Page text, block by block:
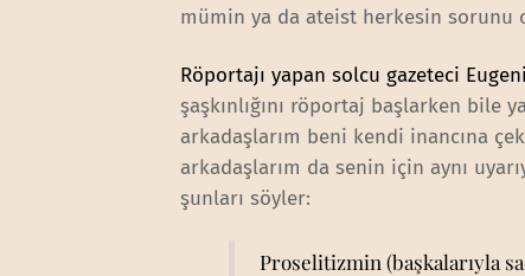
mümin ya da ateist herkesin sorunu
Röportajı yapan solcu gazeteci
şaşkınlığını röportaj başlarken bile
arkadaşlarım beni kendi inancına
arkadaşlarım da senin için aynı
şunları söyler:
Proselitizmin (başkalarıyla